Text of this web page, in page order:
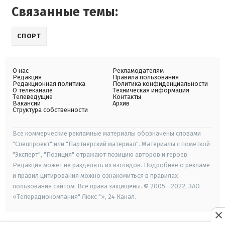
Связанные темы:
СПОРТ
О нас
Редакция
Редакционная политика
О телеканале
Телеведущие
Вакансии
Структура собственности
Рекламодателям
Правила пользования
Политика конфиденциальности
Техническая информация
Контакты
Архив
Все коммерческие рекламные материалы обозначены словами
"Спецпроект" или "Партнерский материал". Материалы с пометкой
"Эксперт", "Позиция" отражают позицию авторов и героев.
Редакция может не разделять их взглядов. Подробнее о рекламе
и правил цитирования можно ознакомиться в правилах
пользования сайтом. Все права защищены. © 2005—2022, ЗАО
«Телерадиокомпания" Люкс "», 24 Канал.